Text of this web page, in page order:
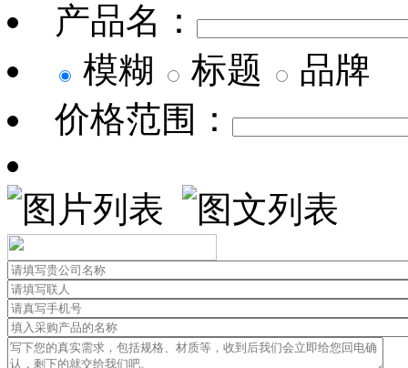
产品名：
模糊
标题
品牌
价格范围：